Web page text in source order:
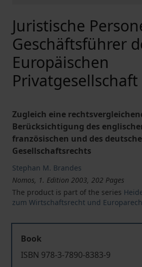
Juristische
Geschäftsführer
Europäischen
Privatgesellschaft
Zugleich eine
Berücksichtigung des
französischen und des
Gesellschaftsrechts
Stephan M. Brandes
Nomos, 1. Edition 2003, 202 Pages
The product is part of the series
zum Wirtschaftsrecht und
Book
ISBN 978-3-7890-8383-9